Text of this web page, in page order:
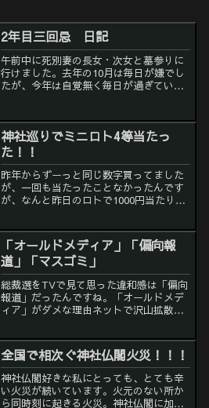
2年目三回忌 日記
午前中に死別妻の長女・次女と墓参りに
行けました。去年の10月は毎日が嫌でし
たが、今年は自覚無く毎日が過ぎていっ
り、その日が終わるときに、「今日〇〇
の日やった」って感じで...
神社巡りでミニロト4等当たっ
た！！
昨年からずーっと同じ数字買ってました
が、一回も当たったことなかったんです
が、なんと昨日のロトで1000円当たりま
二礼二拍手一礼。他の神社も行きた
い！！
「オールドメディア」「偏向報
道」「マスゴミ」
総裁選をTVで見て思った違和感は「偏向
報道」だったんですね。「オールドメデ
ィア」がダメな理由ネットで沢山拡散さ
気予報だけでいいかなって思いました。
「マスゴミ」って言葉がぴったりの動画
上がってました。日本...
全国で相次ぐ神社仏閣火災！！！
神社仏閣好きな私にとっても、とても辛
い火災が続いています。火元のない所か
ら同時刻に起きる火災。神社仏閣に加